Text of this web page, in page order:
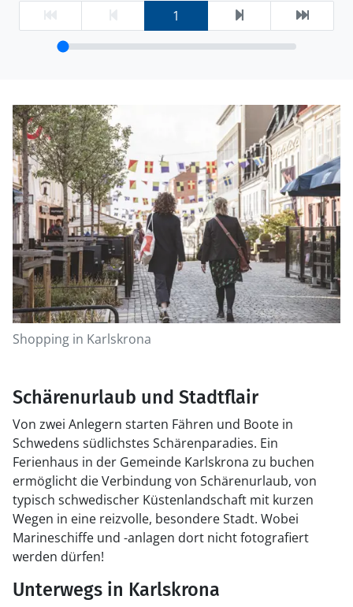
1
Shopping in Karlskrona
Schärenurlaub und Stadtflair
Von zwei Anlegern starten Fähren und Boote in
Schwedens südlichstes Schärenparadies. Ein
Ferienhaus in der Gemeinde Karlskrona zu buchen
ermöglicht die Verbindung von Schärenurlaub, von
typisch schwedischer Küstenlandschaft mit kurzen
Wegen in eine reizvolle, besondere Stadt. Wobei
Marineschiffe und -anlagen dort nicht fotografiert
werden dürfen!
Unterwegs in Karlskrona